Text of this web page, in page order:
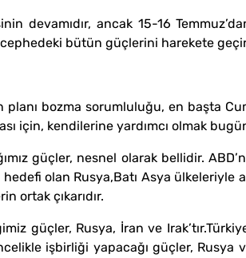
devamıdır, ancak 15-16
bütün güçlerini harekete
bozma sorumluluğu, en başta
için, kendilerine yardımcı olmak
güçler, nesnel olarak bellidir.
olan Rusya,Batı Asya
ortak çıkarıdır.
güçler, Rusya, İran ve
işbirliği yapacağı güçler, Rusya